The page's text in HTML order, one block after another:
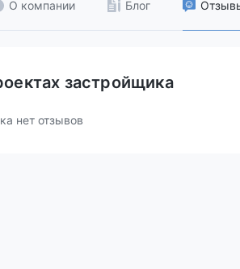
О компании Блог
застройщика
нет отзывов